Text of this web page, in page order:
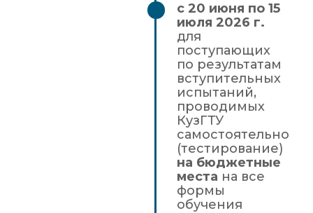
с 20 июня по 15
июля 2026 г.
для
поступающих
по результатам
вступительных
испытаний,
проводимых
КузГТУ
самостоятельно
(тестирование)
на бюджетные
места на все
формы
обучения